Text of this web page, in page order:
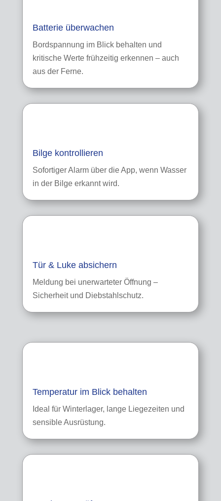
Batterie überwachen
Bordspannung im Blick behalten und
kritische Werte frühzeitig erkennen – auch
aus der Ferne.
Bilge kontrollieren
Sofortiger Alarm über die App, wenn Wasser
in der Bilge erkannt wird.
Tür & Luke absichern
Meldung bei unerwarteter Öffnung –
Sicherheit und Diebstahlschutz.
Temperatur im Blick behalten
Ideal für Winterlager, lange Liegezeiten und
sensible Ausrüstung.